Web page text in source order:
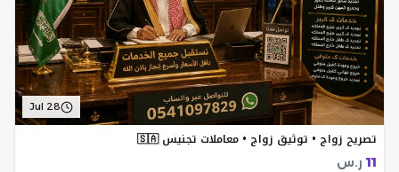
Jul 28
تصريح زواج • توثيق زواج • معاملات تجنيس 🇸🇦
11 ر.س